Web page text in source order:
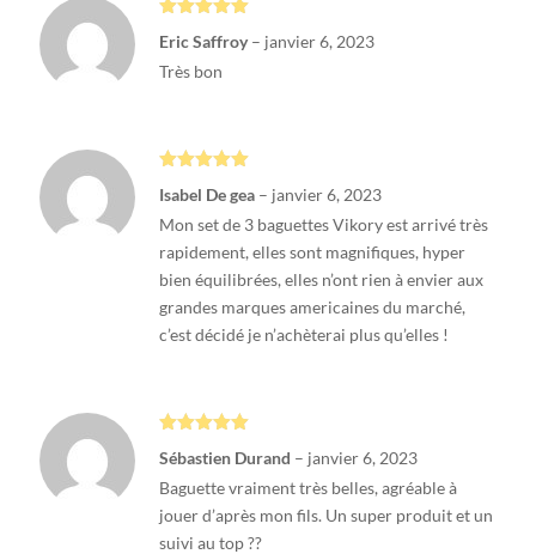
5
Eric Saffroy– janvier 6, 2023
Très bon
5
Isabel De gea – janvier 6, 2023
Mon set de 3 baguettes Vikory est arrivé très
rapidement, elles sont magnifiques, hyper
bien équilibrées, elles n’ont rien à envier aux
grandes marques americaines du marché,
c’est décidé je n’achèterai plus qu’elles !
5
Sébastien Durand – janvier 6, 2023
Baguette vraiment très belles, agréable à
jouer d’après mon fils. Un super produit et un
suivi au top ??